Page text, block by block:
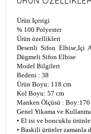
Ürün Içerigi
% 100 Polyester
Ürün özellikleri
Desenli Sifon Elbise,Içi
Dügmeli Sifon Elbise
Model Bilgileri
Bedeni : 38
Ürün Boyu: 118 cm
Kol Boyu: 57 cm
Manken Ölçüsü :
Genel Yikama ve
• El isi ve boncuklu
• Baskili ürünler zamanla